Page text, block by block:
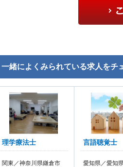
一緒によくみられている求人をチ
理学療法士
関東／神奈川県鎌倉市
言語聴覚士
愛知県／愛知